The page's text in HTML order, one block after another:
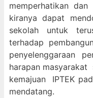
memperhatikan dan
kiranya dapat
sekolah untuk
terhadap
penyelenggaraan
harapan
kemajuan IPTEK
mendatang.